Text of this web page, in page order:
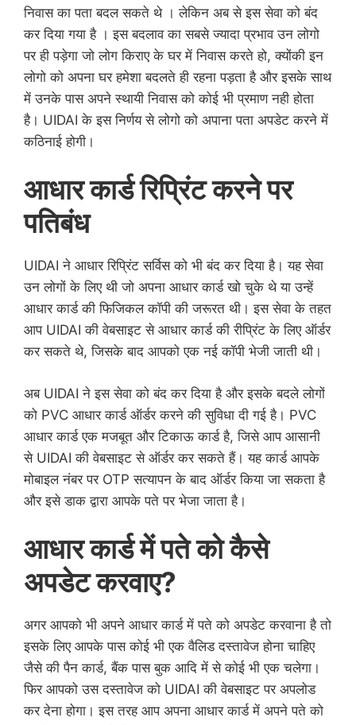
निवास का पता बदल सकते थे । लेकिन अब से इस सेवा को बंद
कर दिया गया है । इस बदलाव का सबसे ज्यादा प्रभाव उन लोगो
पर ही पड़ेगा जो लोग किराए के घर में निवास करते हो, क्योंकी इन
लोगो को अपना घर हमेशा बदलते ही रहना पड़ता है और इसके साथ
में उनके पास अपने स्थायी निवास को कोई भी प्रमाण नही होता
है। UIDAI के इस निर्णय से लोगो को अपाना पता अपडेट करने में
कठिनाई होगी।
आधार कार्ड रिप्रिंट करने पर
पतिबंध
UIDAI ने आधार रिप्रिंट सर्विस को भी बंद कर दिया है। यह सेवा
उन लोगों के लिए थी जो अपना आधार कार्ड खो चुके थे या उन्हें
आधार कार्ड की फिजिकल कॉपी की जरूरत थी। इस सेवा के तहत
आप UIDAI की वेबसाइट से आधार कार्ड की रीप्रिंट के लिए ऑर्डर
कर सकते थे, जिसके बाद आपको एक नई कॉपी भेजी जाती थी।
अब UIDAI ने इस सेवा को बंद कर दिया है और इसके बदले लोगों
को PVC आधार कार्ड ऑर्डर करने की सुविधा दी गई है। PVC
आधार कार्ड एक मजबूत और टिकाऊ कार्ड है, जिसे आप आसानी
से UIDAI की वेबसाइट से ऑर्डर कर सकते हैं। यह कार्ड आपके
मोबाइल नंबर पर OTP सत्यापन के बाद ऑर्डर किया जा सकता है
और इसे डाक द्वारा आपके पते पर भेजा जाता है।
आधार कार्ड में पते को कैसे
अपडेट करवाए?
अगर आपको भी अपने आधार कार्ड में पते को अपडेट करवाना है तो
इसके लिए आपके पास कोई भी एक वैलिड दस्तावेज होना चाहिए
जैसे की पैन कार्ड, बैंक पास बुक आदि में से कोई भी एक चलेगा।
फिर आपको उस दस्तावेज को UIDAI की वेबसाइट पर अपलोड
कर देना होगा। इस तरह आप अपना आधार कार्ड में अपने पते को